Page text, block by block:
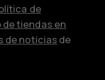
de
de tiendas en
de noticias de